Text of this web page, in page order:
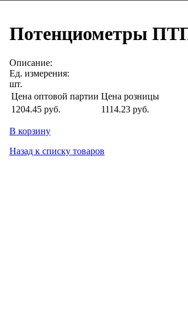
Потенциометры
Описание:
Ед. измерения:
шт.
Цена оптовой партии Цена розницы
1204.45 руб. 1114.23 руб.
В корзину
Назад к списку товаров